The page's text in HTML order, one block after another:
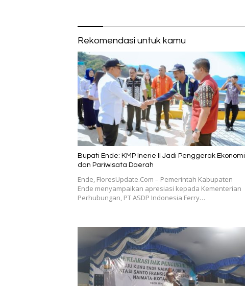
Rekomendasi untuk kamu
Bupati Ende: KMP Inerie II Jadi Penggerak Ekonomi
dan Pariwisata Daerah
Ende, FloresUpdate.Com – Pemerintah Kabupaten
Ende menyampaikan apresiasi kepada Kementerian
Perhubungan, PT ASDP Indonesia Ferry…